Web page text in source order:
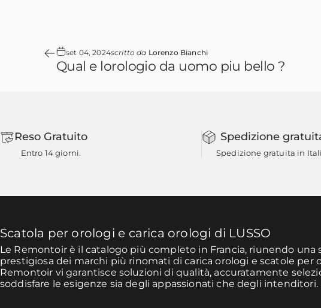
set 04, 2024scritto da Lorenzo Bianchi
Qual e lorologio da uomo piu bello ?
Reso Gratuito
Entro 14 giorni.
Spedizione
Spedizione gratuita in
Scatola per orologi e carica orologi di LUSSO
Le Remontoir è il catalogo più completo in Francia, riunendo una
prestigiosa dei marchi più rinomati di carica orologi e scatole per
Remontoir vi garantisce soluzioni di qualità, accuratamente
soddisfare le esigenze sia degli appassionati che degli intenditori.